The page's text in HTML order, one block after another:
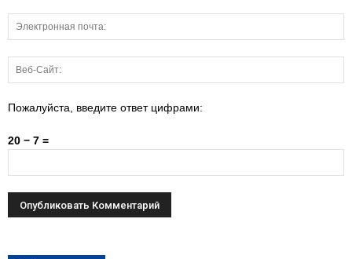
Пожалуйста, введите ответ цифрами:
20 − 7 =